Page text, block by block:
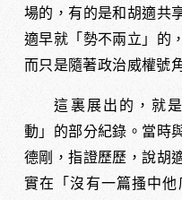
場的，有的是和胡適共
適早就「勢不兩立」的
而只是隨著政治威權號
這裏展出的，就
動」的部分紀錄。當時
德剛，指證歷歷，說胡
實在「沒有一篇搔中